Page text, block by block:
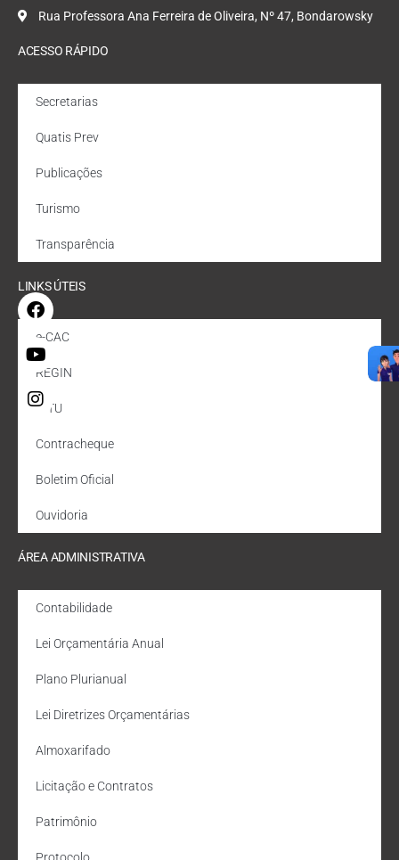
Rua Professora Ana Ferreira de Oliveira, Nº 47, Bondarowsky
ACESSO RÁPIDO
Secretarias
Quatis Prev
Publicações
Turismo
Transparência
LINKS ÚTEIS
e-CAC
REGIN
IPTU
Contracheque
Boletim Oficial
Ouvidoria
ÁREA ADMINISTRATIVA
Contabilidade
Lei Orçamentária Anual
Plano Plurianual
Lei Diretrizes Orçamentárias
Almoxarifado
Licitação e Contratos
Patrimônio